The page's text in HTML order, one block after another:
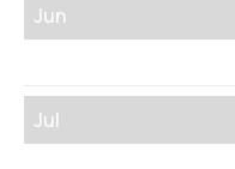
Jun
Jul